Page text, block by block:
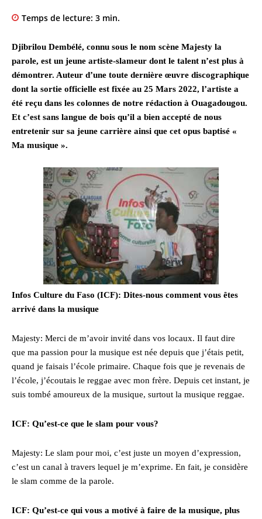
Temps de lecture: 3 min.
Djibrilou Dembélé, connu sous le nom scène Majesty la
parole, est un jeune artiste-slameur dont le talent n’est plus à
démontrer. Auteur d’une toute dernière œuvre discographique
dont la sortie officielle est fixée au 25 Mars 2022, l’artiste a
été reçu dans les colonnes de notre rédaction à Ouagadougou.
Et c’est sans langue de bois qu’il a bien accepté de nous
entretenir sur sa jeune carrière ainsi que cet opus baptisé «
Ma musique ».
Infos Culture du Faso (ICF): Dites-nous comment vous êtes
arrivé dans la musique
Majesty: Merci de m’avoir invité dans vos locaux. Il faut dire
que ma passion pour la musique est née depuis que j’étais petit,
quand je faisais l’école primaire. Chaque fois que je revenais de
l’école, j’écoutais le reggae avec mon frère. Depuis cet instant, je
suis tombé amoureux de la musique, surtout la musique reggae.
ICF: Qu’est-ce que le slam pour vous?
Majesty: Le slam pour moi, c’est juste un moyen d’expression,
c’est un canal à travers lequel je m’exprime. En fait, je considère
le slam comme de la parole.
ICF: Qu’est-ce qui vous a motivé à faire de la musique, plus